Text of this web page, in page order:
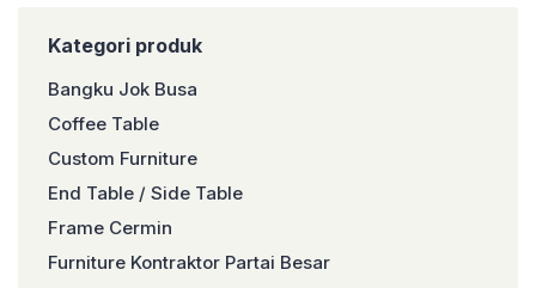
Kategori produk
Bangku Jok Busa
Coffee Table
Custom Furniture
End Table / Side Table
Frame Cermin
Furniture Kontraktor Partai Besar